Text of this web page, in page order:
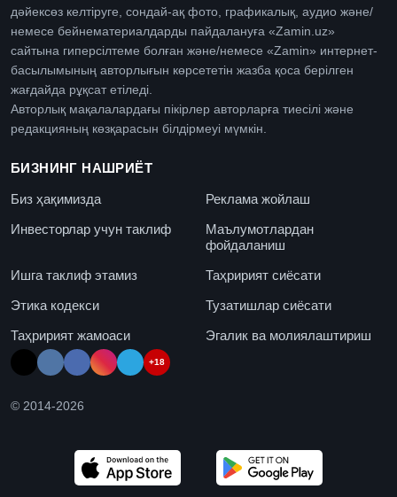
дәйексөз келтіруге, сондай-ақ фото, графикалық, аудио және/
немесе бейнематериалдарды пайдалануға «Zamin.uz»
сайтына гиперсілтеме болған және/немесе «Zamin» интернет-
басылымының авторлығын көрсететін жазба қоса берілген
жағдайда рұқсат етіледі.
Авторлық мақалалардағы пікірлер авторларға тиесілі және
редакцияның көзқарасын білдірмеуі мүмкін.
БИЗНИНГ НАШРИЁТ
Биз ҳақимизда
Реклама жойлаш
Инвесторлар учун таклиф
Маълумотлардан
фойдаланиш
Ишга таклиф этамиз
Таҳририят сиёсати
Этика кодекси
Тузатишлар сиёсати
Таҳририят жамоаси
Эгалик ва молиялаштириш
+18
© 2014-2026